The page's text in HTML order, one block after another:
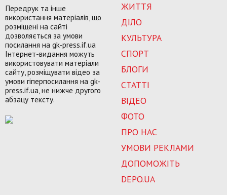
ЖИТТЯ
ДІЛО
КУЛЬТУРА
СПОРТ
БЛОГИ
СТАТТІ
ВІДЕО
ФОТО
ПРО НАС
УМОВИ РЕКЛАМИ
ДОПОМОЖІТЬ
DEPO.UA
Передрук та інше
використання матеріалів, що
розміщені на сайті
дозволяється за умови
посилання на gk-press.if.ua
Інтернет-видання можуть
використовувати матеріали
сайту, розміщувати відео за
умови гіперпосилання на gk-
press.if.ua, не нижче другого
абзацу тексту.